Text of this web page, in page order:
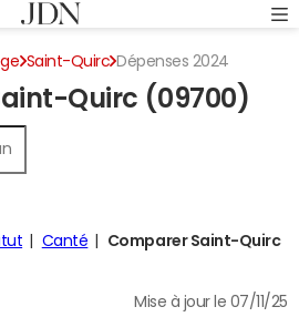
Saint-Quirc Dépenses 2024
Quirc (09700)
Canté
Comparer Saint-Quirc
Mise à jour le 07/11/25